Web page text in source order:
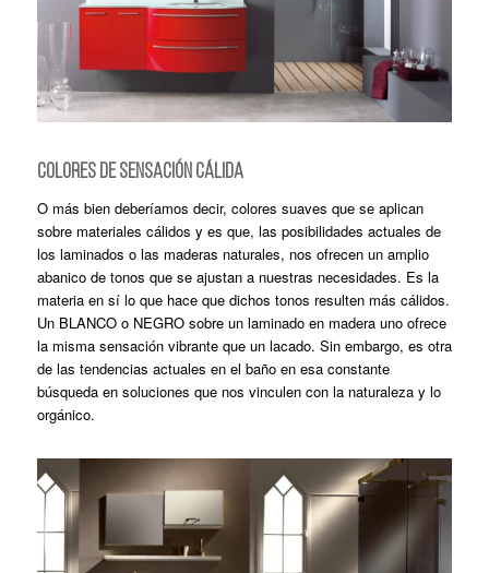
COLORES DE SENSACIÓN CÁLIDA
O más bien deberíamos decir, colores suaves que se aplican
sobre materiales cálidos y es que, las posibilidades actuales de
los laminados o las maderas naturales, nos ofrecen un amplio
abanico de tonos que se ajustan a nuestras necesidades. Es la
materia en sí lo que hace que dichos tonos resulten más cálidos.
Un BLANCO o NEGRO sobre un laminado en madera uno ofrece
la misma sensación vibrante que un lacado. Sin embargo, es otra
de las tendencias actuales en el baño en esa constante
búsqueda en soluciones que nos vinculen con la naturaleza y lo
orgánico.